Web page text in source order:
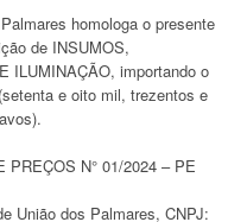
homologa o presente
de INSUMOS,
ILUMINAÇÃO, importando o
e oito mil, trezentos e
PREÇOS N° 01/2024 – PE
União dos Palmares, CNPJ: